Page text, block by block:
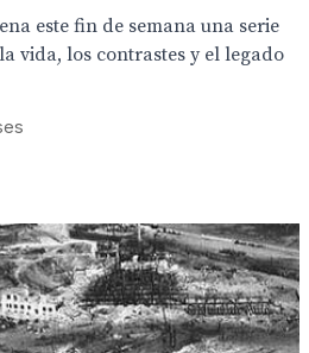
este fin de semana una serie
vida, los contrastes y el legado